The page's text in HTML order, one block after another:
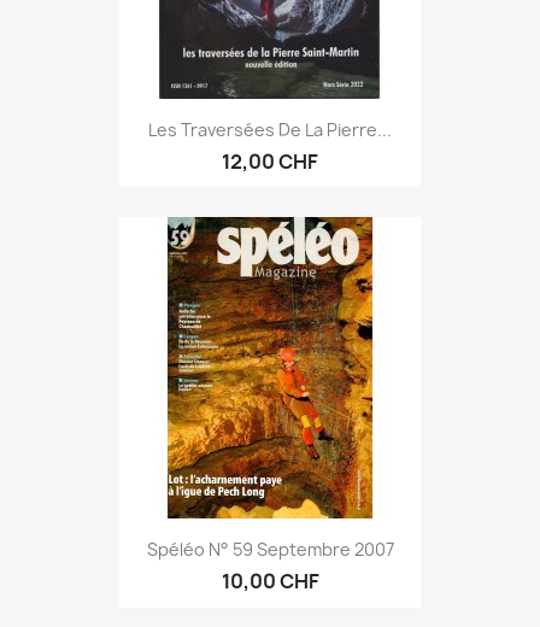
Les Traversées De La Pierre...
12,00 CHF
Spéléo N° 59 Septembre 2007
10,00 CHF